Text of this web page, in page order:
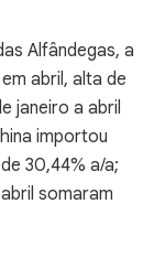
Alfândegas, a
abril, alta de
janeiro a abril
importou
30,44% a/a;
somaram